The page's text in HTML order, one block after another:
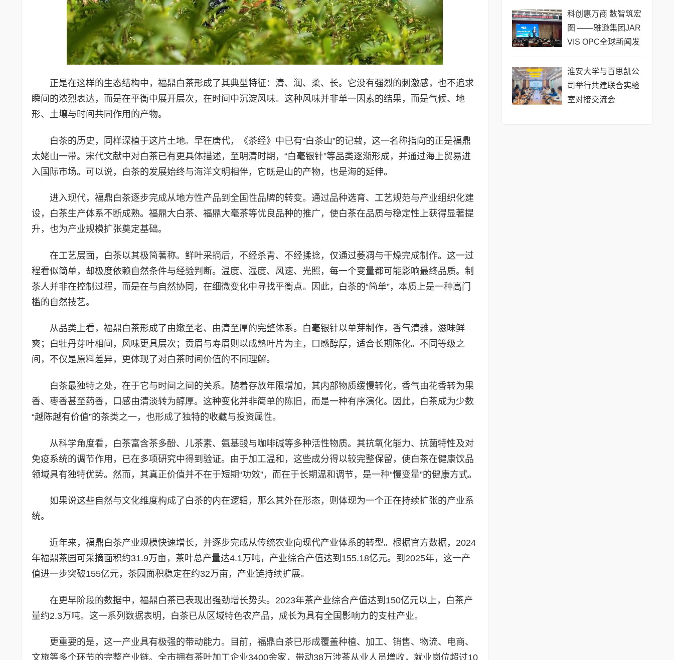
正是在这样的生态结构中，福鼎白茶形成了其典型特征：清、润、柔、长。它没有强烈的刺激感，也不追求
瞬间的浓烈表达，而是在平衡中展开层次，在时间中沉淀风味。这种风味并非单一因素的结果，而是气候、地
形、土壤与时间共同作用的产物。
白茶的历史，同样深植于这片土地。早在唐代，《茶经》中已有“白茶山”的记载，这一名称指向的正是福鼎
太姥山一带。宋代文献中对白茶已有更具体描述，至明清时期，“白毫银针”等品类逐渐形成，并通过海上贸易进
入国际市场。可以说，白茶的发展始终与海洋文明相伴，它既是山的产物，也是海的延伸。
进入现代，福鼎白茶逐步完成从地方性产品到全国性品牌的转变。通过品种选育、工艺规范与产业组织化建
设，白茶生产体系不断成熟。福鼎大白茶、福鼎大毫茶等优良品种的推广，使白茶在品质与稳定性上获得显著提
升，也为产业规模扩张奠定基础。
在工艺层面，白茶以其极简著称。鲜叶采摘后，不经杀青、不经揉捻，仅通过萎凋与干燥完成制作。这一过
程看似简单，却极度依赖自然条件与经验判断。温度、湿度、风速、光照，每一个变量都可能影响最终品质。制
茶人并非在控制过程，而是在与自然协同，在细微变化中寻找平衡点。因此，白茶的“简单”，本质上是一种高门
槛的自然技艺。
从品类上看，福鼎白茶形成了由嫩至老、由清至厚的完整体系。白毫银针以单芽制作，香气清雅，滋味鲜
爽；白牡丹芽叶相间，风味更具层次；贡眉与寿眉则以成熟叶片为主，口感醇厚，适合长期陈化。不同等级之
间，不仅是原料差异，更体现了对白茶时间价值的不同理解。
白茶最独特之处，在于它与时间之间的关系。随着存放年限增加，其内部物质缓慢转化，香气由花香转为果
香、枣香甚至药香，口感由清淡转为醇厚。这种变化并非简单的陈旧，而是一种有序演化。因此，白茶成为少数
“越陈越有价值”的茶类之一，也形成了独特的收藏与投资属性。
从科学角度看，白茶富含茶多酚、儿茶素、氨基酸与咖啡碱等多种活性物质。其抗氧化能力、抗菌特性及对
免疫系统的调节作用，已在多项研究中得到验证。由于加工温和，这些成分得以较完整保留，使白茶在健康饮品
领域具有独特优势。然而，其真正价值并不在于短期“功效”，而在于长期温和调节，是一种“慢变量”的健康方式。
如果说这些自然与文化维度构成了白茶的内在逻辑，那么其外在形态，则体现为一个正在持续扩张的产业系
统。
近年来，福鼎白茶产业规模快速增长，并逐步完成从传统农业向现代产业体系的转型。根据官方数据，2024
年福鼎茶园可采摘面积约31.9万亩，茶叶总产量达4.1万吨，产业综合产值达到155.18亿元。到2025年，这一产
值进一步突破155亿元，茶园面积稳定在约32万亩，产业链持续扩展。
在更早阶段的数据中，福鼎白茶已表现出强劲增长势头。2023年茶产业综合产值达到150亿元以上，白茶产
量约2.3万吨。这一系列数据表明，白茶已从区域特色农产品，成长为具有全国影响力的支柱产业。
更重要的是，这一产业具有极强的带动能力。目前，福鼎白茶已形成覆盖种植、加工、销售、物流、电商、
文旅等多个环节的完整产业链。全市拥有茶叶加工企业3400余家，带动38万涉茶从业人员增收，就业岗位超过10
公开赛（常熟站）即
将热力
科创惠万商 数智筑宏
图 ——雅逊集团JAR
VIS OPC全球新闻发
淮安大学与百思凯公
司举行共建联合实验
室对接交流会